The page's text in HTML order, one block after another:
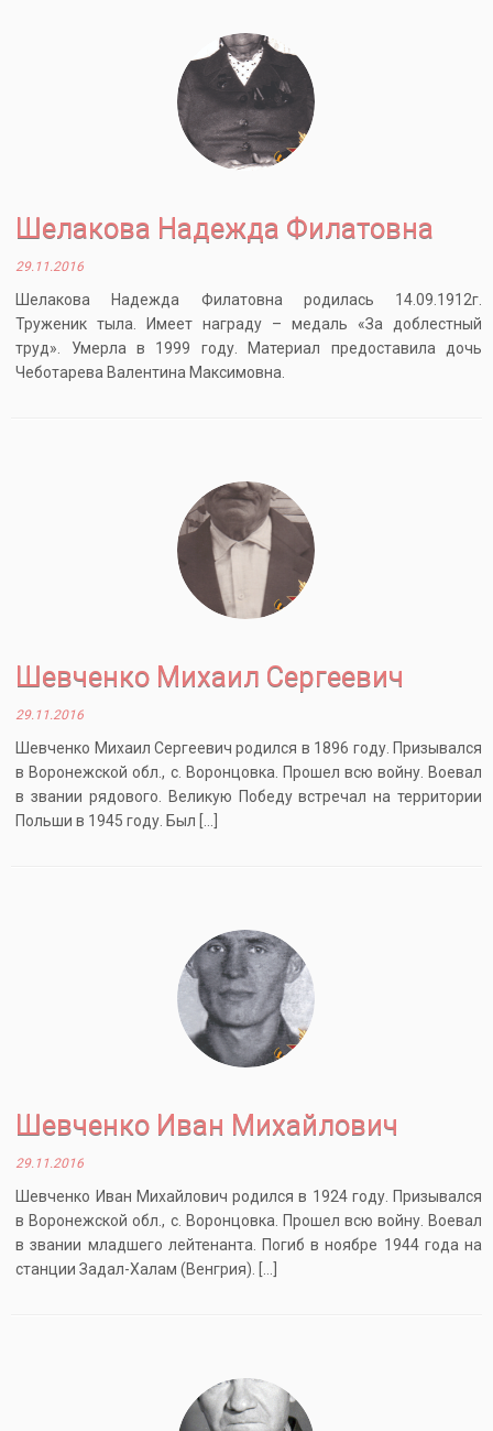
Шелакова Надежда Филатовна
29.11.2016
Шелакова Надежда Филатовна родилась 14.09.1912г.
Труженик тыла. Имеет награду – медаль «За доблестный
труд». Умерла в 1999 году. Материал предоставила дочь
Чеботарева Валентина Максимовна.
Шевченко Михаил Сергеевич
29.11.2016
Шевченко Михаил Сергеевич родился в 1896 году. Призывался
в Воронежской обл., с. Воронцовка. Прошел всю войну. Воевал
в звании рядового. Великую Победу встречал на территории
Польши в 1945 году. Был […]
Шевченко Иван Михайлович
29.11.2016
Шевченко Иван Михайлович родился в 1924 году. Призывался
в Воронежской обл., с. Воронцовка. Прошел всю войну. Воевал
в звании младшего лейтенанта. Погиб в ноябре 1944 года на
станции Задал-Халам (Венгрия). […]